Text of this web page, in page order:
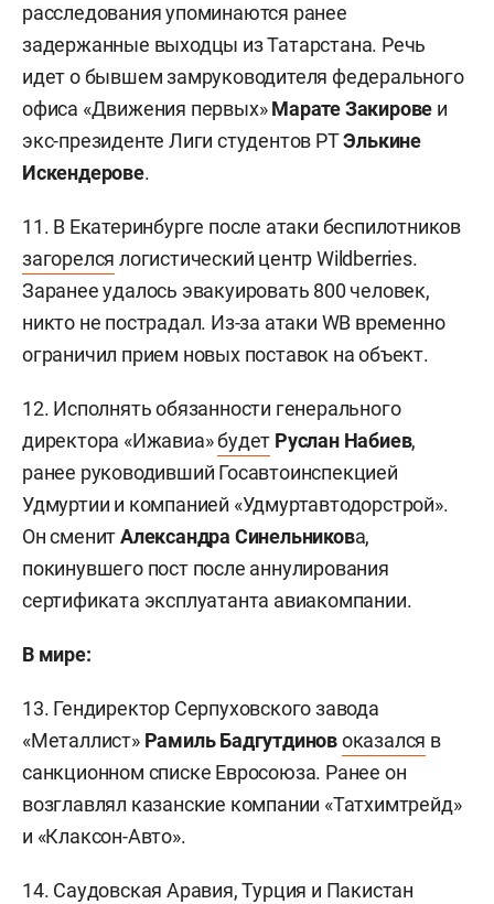
расследования упоминаются ранее
задержанные выходцы из Татарстана. Речь
идет о бывшем замруководителя федерального
офиса «Движения первых»Марате Закирове и
экс-президенте Лиги студентов РТЭлькине
Искендерове.
11. В Екатеринбурге после атаки беспилотников
загорелся логистический центр Wildberries.
Заранее удалось эвакуировать 800 человек,
никто не пострадал. Из-за атаки WB временно
ограничил прием новых поставок на объект.
12. Исполнять обязанности генерального
директора «Ижавиа»будет Руслан Набиев,
ранее руководивший Госавтоинспекцией
Удмуртии и компанией «Удмуртавтодорстрой».
Он сменитАлександра Синельникова,
покинувшего пост после аннулирования
сертификата эксплуатанта авиакомпании.
В мире:
13. Гендиректор Серпуховского завода
«Металлист» Рамиль Бадгутдиновоказался в
санкционном списке Евросоюза. Ранее он
возглавлял казанские компании «Татхимтрейд»
и «Клаксон-Авто».
14. Саудовская Аравия, Турция и Пакистан